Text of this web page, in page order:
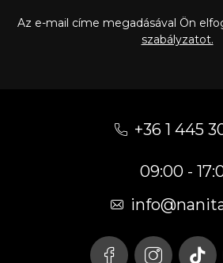
Az e-mail címe megadásával Ön
szabályzatot.
+36 1 445
09:00 -
info@